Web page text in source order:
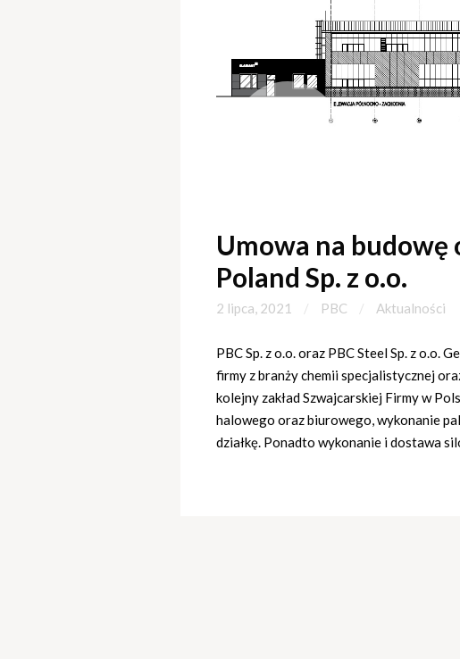
Umowa na
Poland Sp. z o.o.
2 lipca, 2021 PBC Aktualności
PBC Sp. z o.o. oraz PBC Steel Sp. z
firmy z branży chemii specjalistycznej
kolejny zakład Szwajcarskiej Firmy w
halowego oraz biurowego, wykonanie
działkę. Ponadto wykonanie i dostawa